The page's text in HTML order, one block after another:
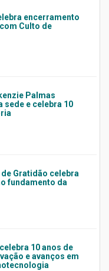
encerramento
Culto de
Palmas
sede e celebra 10
Gratidão celebra
fundamento da
10 anos de
e avanços em